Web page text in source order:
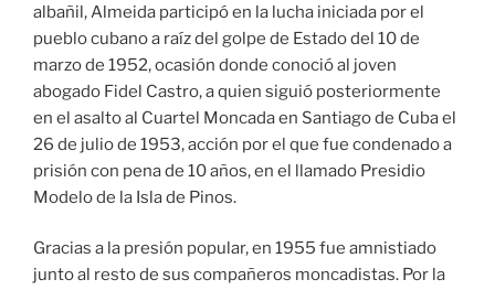
albañil, Almeida participó en la lucha iniciada por el
pueblo cubano a raíz del golpe de Estado del 10 de
marzo de 1952, ocasión donde conoció al joven
abogado Fidel Castro, a quien siguió posteriormente
en el asalto al Cuartel Moncada en Santiago de Cuba el
26 de julio de 1953, acción por el que fue condenado a
prisión con pena de 10 años, en el llamado Presidio
Modelo de la Isla de Pinos.
Gracias a la presión popular, en 1955 fue amnistiado
junto al resto de sus compañeros moncadistas. Por la